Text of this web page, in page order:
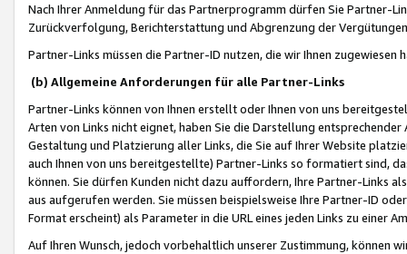
Nach Ihrer Anmeldung für das Partnerprogramm dürfen Sie Partner-
Zurückverfolgung, Berichterstattung und Abgrenzung der
Partner-Links müssen die Partner-ID nutzen, die wir Ihnen zugewiesen
(b) Allgemeine Anforderungen für alle Partner-Links
Partner-Links können von Ihnen erstellt oder Ihnen von uns
Arten von Links nicht eignet, haben Sie die Darstellung
Gestaltung und Platzierung aller Links, die Sie auf Ihrer Website
auch Ihnen von uns bereitgestellte) Partner-Links so formatiert sind,
können. Sie dürfen Kunden nicht dazu auffordern, Ihre Partner-Links
aus aufgerufen werden. Sie müssen beispielsweise Ihre Partner-ID
Format erscheint) als Parameter in die URL eines jeden Links zu einer
Auf Ihren Wunsch, jedoch vorbehaltlich unserer Zustimmung, können